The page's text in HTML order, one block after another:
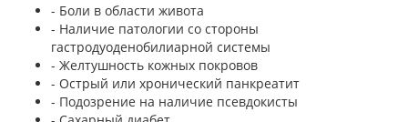
- Боли в области живота
- Наличие патологии со стороны
гастродуоденобилиарной системы
- Желтушность кожных покровов
- Острый или хронический панкреатит
- Подозрение на наличие псевдокисты